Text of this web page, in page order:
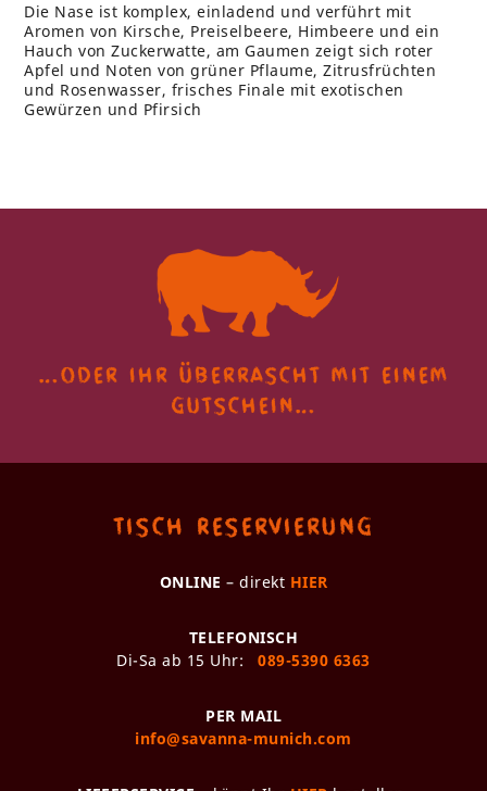
Die Nase ist komplex, einladend und verführt mit
Aromen von Kirsche, Preiselbeere, Himbeere und ein
Hauch von Zuckerwatte, am Gaumen zeigt sich roter
Apfel und Noten von grüner Pflaume, Zitrusfrüchten
und Rosenwasser, frisches Finale mit exotischen
Gewürzen und Pfirsich
…oder ihr überrascht mit einem
gutschein…
Tisch Reservierung
ONLINE – direkt HIER
TELEFONISCH
Di-Sa ab 15 Uhr:
089-5390 6363
PER MAIL
info@savanna-munich.com